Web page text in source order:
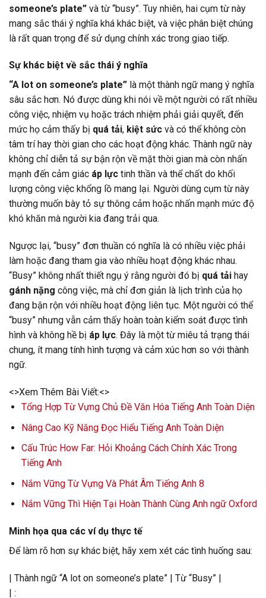
someone’s plate” và từ “busy”. Tuy nhiên, hai cụm từ này
mang sắc thái ý nghĩa khá khác biệt, và việc phân biệt chúng
là rất quan trọng để sử dụng chính xác trong giao tiếp.
Sự khác biệt về sắc thái ý nghĩa
“A lot on someone’s plate” là một thành ngữ mang ý nghĩa
sâu sắc hơn. Nó được dùng khi nói về một người có rất nhiều
công việc, nhiệm vụ hoặc trách nhiệm phải giải quyết, đến
mức họ cảm thấy bị quá tải, kiệt sức và có thể không còn
tâm trí hay thời gian cho các hoạt động khác. Thành ngữ này
không chỉ diễn tả sự bận rộn về mặt thời gian mà còn nhấn
mạnh đến cảm giác áp lực tinh thần và thể chất do khối
lượng công việc khổng lồ mang lại. Người dùng cụm từ này
thường muốn bày tỏ sự thông cảm hoặc nhấn mạnh mức độ
khó khăn mà người kia đang trải qua.
Ngược lại, “busy” đơn thuần có nghĩa là có nhiều việc phải
làm hoặc đang tham gia vào nhiều hoạt động khác nhau.
“Busy” không nhất thiết ngụ ý rằng người đó bị quá tải hay
gánh nặng công việc, mà chỉ đơn giản là lịch trình của họ
đang bận rộn với nhiều hoạt động liên tục. Một người có thể
“busy” nhưng vẫn cảm thấy hoàn toàn kiểm soát được tình
hình và không hề bị áp lực. Đây là một từ miêu tả trạng thái
chung, ít mang tính hình tượng và cảm xúc hơn so với thành
ngữ.
<>Xem Thêm Bài Viết:<>
Tổng Hợp Từ Vựng Chủ Đề Văn Hóa Tiếng Anh Toàn Diện
Nâng Cao Kỹ Năng Đọc Hiểu Tiếng Anh Toàn Diện
Cấu Trúc How Far: Hỏi Khoảng Cách Chính Xác Trong
Tiếng Anh
Nắm Vững Từ Vựng Và Phát Âm Tiếng Anh 8
Nắm Vững Thì Hiện Tại Hoàn Thành Cùng Anh ngữ Oxford
Minh họa qua các ví dụ thực tế
Để làm rõ hơn sự khác biệt, hãy xem xét các tình huống sau:
| Thành ngữ “A lot on someone’s plate” | Từ “Busy” |
| :————————————————————————————————————————————————————————————————————————————————————————————————————————————————————————————————————————————————————————————————————————————————————————————————————————————————————————————————————————————————————————————————————————————————————————————————————————————————————————————————————————————————————————————————————————————————————————————————————————————————————————————————————————————————————————————————————————————————————————————————————————————————————————————————————————————————————————————————————————————————————————————————————————————————————————————————————————————————————————————————————————————————————————————————————————————————————————————————————————————————————————————————————————————————————————————————————————————————————————————————————————————————————————————————————————————————————————————————————————————————————————————————————————————————————————————————————————————————————————————————————————————————————————————————————————————————————————————————————————————————————————————————————————————————————————————————————————————————————————————————————————————————————————————————————————————————————————————————————————————————————————————————————————————————————————————————————————————————————————————————————————————————————————————————————————————————————————————————————————————————————————————————————————————————————————————————————————————————————————————————————————————————————————————————————————————————————————————————————————————————————————————————————————————————————————————————————————————————————————————————————————————————————————————————————————————————————————————————————————————————————————————————————————————————————————————————————————————————————————————————————————————————————————————————————————————————————————————————————————————————————————————————————————————————————————————————————————————————————————————————————————————————————————————————————————————————————————————————————————————————————————————————————————————————————————————————————————————————————————————————————————————————————————————————————————————————————————————————————————————————————————————————————————————————————————————————————————————————————————————————————————————————————————————————————————————————————————————————————————————————————————————————————————————————————————————————————————————————————————————————————————————————————————————————————————————————————————————————————————————————————————————————————————————————————————————————————————————————————————————————————————————————————————————————————————————————————————————————————————————————————————————————————————————————————————————————————————————————————————————————————————————————————————————————————————————————————————————————————————————————————————————————————————————————————————————————————————————————————————————————————————————————————————————————————————————————————————————————————————————————————————————————————————————————————————————————————————————————————————————————————————————————————————————————————————————————————————————————————————————————————————————————————————————————————————————————————————————————————————————————————————————————————————————————————————————————————————————————————————————————————————————————————————————————————————————————————————————————————————————————————————————————————————————————————————————————————————————————————————————————————————————————————————————————————————————————————————————————————————————————————————————————————————————————————————————————————————————————————————————————————————————————————————————————————————————————————————————————————————————————————————————————————————————————————————————————————————————————————————————————————————————————————————————————————————————————————————————————————————————————————————————————————————————————————————————————————————————————————————————————————————————————————————————————————————————————————————————————————————————————————————————————————————————————————————————————————————————————————————————————————————————————————————————————————————————————————————————————————————————————————————————————————————————————————————————————————————————————————————————————————————————————————————————————————————————————————————————————————————————————————————————————————————————————————————————————————————————————————————————————————————————————————————————————————————————————————————————————————————————————————————————————————————————————————————————————————————————————————————————————————————————————————————————————————————————————————————————————————————————————————————————————————————————————————————————————————————————————————————————————————————————————————————————————————————————————————————————————————————————————————————————————————————————————————————————————————————————————————————————————————————————————————————————————————————————————————————————————————————————————————————————————————————————————————————————————————————————————————————————————————————————————————————————————————————————————————————————————————————————————————————————————————————————————————————————————————————————————————————————————————————————————————————————————————————————————————————————————————————————————————————————————————————————————————————————————————————————————————————————————————————————————————————————————————————————————————————————————————————————————————————————————————————————————————————————————————————————————————————————————————————————————————————————————————————————————————————————————————————————————————————————————————————————————————————————————————————————————————————————————————————————————————————————————————————————————————————————————————————————————————————————————————————————————————————————————————————————————————————————————————————————————————————————————————————————————————————————————————————————————————————————————————————————————————————————————————————————————————————————————————————————————————————————————————————————————————————————————————————————————————————————————————————————————————————————————————————————————————————————————————————————————————————————————————————————————————————————————————————————————————————————————————————————————————————————————————————————————————————————————————————————————————————————————————————————————————————————————————————————————————————————————————————————————————————————————————————————————————————————————————————————————————————————————————————————————————————————————————————————————————————————————————————————————————————————————————————————————————————————————————————————————————————————————————————————————————————————————————————————————————————————————————————————————————————————————————————————————————————————————————————————————————————————————————————————————————————————————————————————————————————————————————————————————————————————————————————————————————————————————————————————————————————————————————————————————————————————————————————————————————————————————————————————————————————————————————————————————————————————————————————————————————————————————————————————————————————————————————————————————————————————————————————————————————————————————————————————————————————————————————————————————————————————————————————————————————————————————————————————————————————————————————————————————————————————————————————————————————————————————————————————————————————————————————————————————————————————————————————————————————————————————————————————————————————————————————————————————————————————————————————————————————————————————————————————————————————————————————————————————————————————————————————————————————————————————————————————————————————————————————————————————————————————————————————————————————————————————————————————————————————————————————————————————————————————————————————————————————————————————————————————————————————————————————————————————————————————————————————————————————————————————————————————————————————————————————————————————————————————————————————————————————————————————————————————————————————————————————————————————————————————————————————————————————————————————————————————————————————————————————————————————————————————————————————————————————————————————————————————————————————————————————————————————————————————————————————————————————————————————————————————————————————————————————————————————————————————————————————————————————————————————————————————————————————————————————————————————————————————————————————————————————————————————————————————————————————————————————————————————————————————————————————————————————————————————————————————————————————————————————————————————————————————————————————————————————————————————————————————————————————————————————————————————————————————————————————————————————————————————————————————————————————————————————————————————————————————————————————————————————————————————————————————————————————————————————————————————————————————————————————————————————————————————————————————————————————————————————————————————————————————————————————————————————————————————————————————————————————————————————————————————————————————————————————————————————————————————————————————————————————————————————————————————————————————————————————————————————————————————————————————————————————————————————————————————————————————————————————————————————————————————————————————————————————————————————————————————————————————————————————————————————————————————————————————————————————————————————————————————————————————————————————————————————————————————————————————————————————————————————————————————————————————————————————————————————————————————————————————————————————————————————————————————————————————————————————————————————————————————————————————————————————————————————————————————————————————————————————————————————————————————————————————————————————————————————————————————————————————